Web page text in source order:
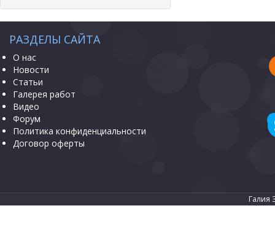
РАЗДЕЛЫ САЙТА
О нас
Новости
Статьи
Галерея работ
Видео
Форум
Политика конфиденциальности
Договор оферты
Галия